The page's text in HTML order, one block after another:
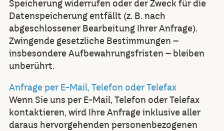
Speicherung widerrufen oder der Zweck für die
Datenspeicherung entfällt (z. B. nach
abgeschlossener Bearbeitung Ihrer Anfrage).
Zwingende gesetzliche Bestimmungen –
insbesondere Aufbewahrungsfristen – bleiben
unberührt.
Anfrage per E-Mail, Telefon oder Telefax
Wenn Sie uns per E-Mail, Telefon oder Telefax
kontaktieren, wird Ihre Anfrage inklusive aller
daraus hervorgehenden personenbezogenen